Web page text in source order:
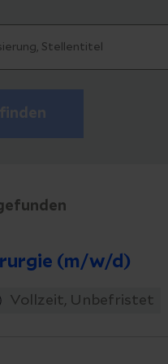
(m/w/d)
Vollzeit, Unbefristet